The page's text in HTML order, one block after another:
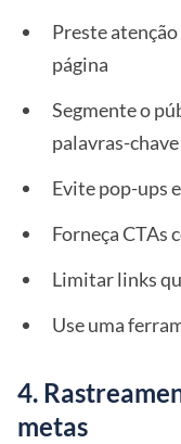
Preste
página
Segmente o
palavras-
Evite pop-ups
Forneça CTAs
Limitar links
Use uma
4.
metas